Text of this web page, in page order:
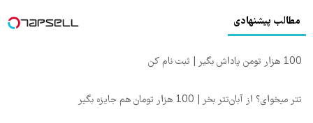
مطالب پیشنهادی
100 هزار تومن پاداش بگیر | ثبت نام کن
تتر میخوای؟ از آبان‌تتر بخر | 100 هزار تومان هم جایزه بگیر